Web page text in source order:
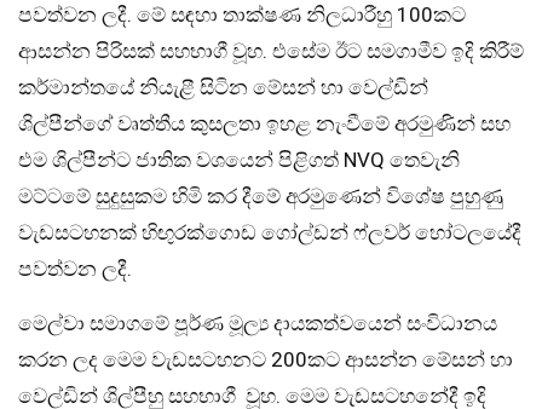
පවත්වන ලදී. මේ සඳහා තාක්ෂණ නිලධාරීහු 100කට
ආසන්න පිරිසක් සහභාගී වූහ. එසේම ඊ‌ට සමගාමීව ඉදි කිරීම්
කර්මාන්තයේ නියැළී සිටින මේසන් හා වෙල්ඩින්
ශිල්පීන්ගේ වෘත්තීය කුසලතා ඉහළ නැංවීමේ අරමුණින් සහ
එම ශිල්පීන්ට ජාතික වශයෙන් පිළිගත් NVQ තෙවැනි
මට්ටමේ සුදුසුකම හිමි කර දීමේ අරමුණෙන් විශේෂ පුහුණු
වැඩසටහනක් හිඟුරක්ගොඩ ගෝල්ඩන් ෆ්ලවර් හෝටලයේදී
පවත්වන ලදී.
මෙල්වා සමාගමේ පූර්ණ මූල්‍ය දායකත්වයෙන් සංවිධානය
කරන ලද මෙම වැඩසටහනට 200කට ආසන්න මේසන් හා
වෙල්ඩින් ශිල්පීහු සහභාගී වූහ. මෙම වැඩසටහනේදී ඉදි